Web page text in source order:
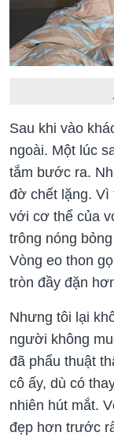
Sau khi vào
ngoài. Một lúc
tắm bước ra.
đờ chết lặng. Vì
với cơ thể của
trông nóng
Vòng eo thon
tròn đầy đặn
Nhưng tôi lại
người không
đã phẩu thuật
cô ấy, dù có
nhiên hút mắt.
đẹp hơn trước